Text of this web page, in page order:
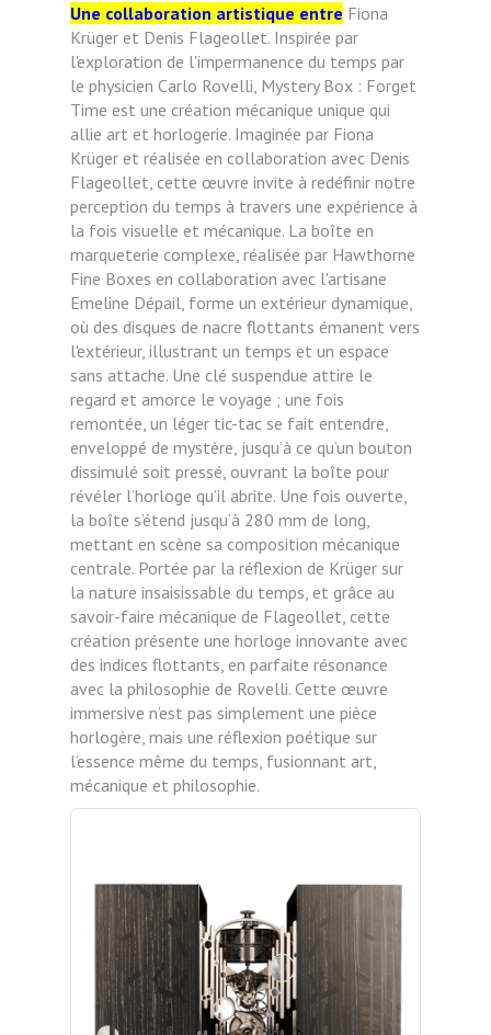
Une collaboration artistique entre Fiona
Krüger et Denis Flageollet. Inspirée par
l'exploration de l'impermanence du temps par
le physicien Carlo Rovelli, Mystery Box : Forget
Time est une création mécanique unique qui
allie art et horlogerie. Imaginée par Fiona
Krüger et réalisée en collaboration avec Denis
Flageollet, cette œuvre invite à redéfinir notre
perception du temps à travers une expérience à
la fois visuelle et mécanique. La boîte en
marqueterie complexe, réalisée par Hawthorne
Fine Boxes en collaboration avec l'artisane
Emeline Dépail, forme un extérieur dynamique,
où des disques de nacre flottants émanent vers
l'extérieur, illustrant un temps et un espace
sans attache. Une clé suspendue attire le
regard et amorce le voyage ; une fois
remontée, un léger tic-tac se fait entendre,
enveloppé de mystère, jusqu’à ce qu’un bouton
dissimulé soit pressé, ouvrant la boîte pour
révéler l’horloge qu’il abrite. Une fois ouverte,
la boîte s’étend jusqu’à 280 mm de long,
mettant en scène sa composition mécanique
centrale. Portée par la réflexion de Krüger sur
la nature insaisissable du temps, et grâce au
savoir-faire mécanique de Flageollet, cette
création présente une horloge innovante avec
des indices flottants, en parfaite résonance
avec la philosophie de Rovelli. Cette œuvre
immersive n’est pas simplement une pièce
horlogère, mais une réflexion poétique sur
l’essence même du temps, fusionnant art,
mécanique et philosophie.